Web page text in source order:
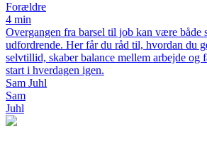
Forældre
4 min
Overgangen fra barsel til job kan være både
udfordrende. Her får du råd til, hvordan du
selvtillid, skaber balance mellem arbejde og
start i hverdagen igen.
Sam Juhl
Sam
Juhl